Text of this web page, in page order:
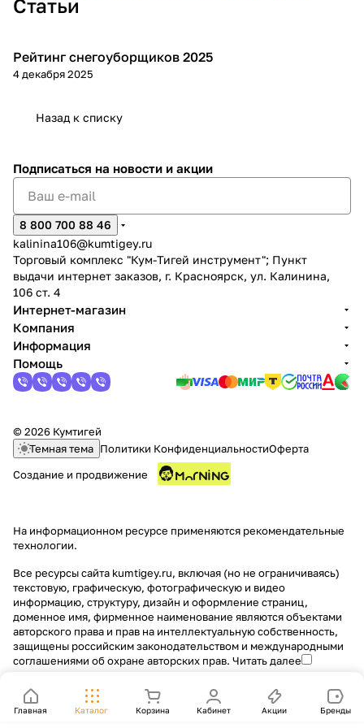
Статьи
Зимняя
Рейтинг снегоуборщиков 2025
4 декабря 2025
Назад к списку
Главная Каталог Корзина Кабинет Акции Бренды
Подписаться на новости и акции
8 800 700 88 46
kalinina106@kumtigey.ru
Торговый комплекс "Кум-Тигей инструмент"; Пункт
выдачи интернет заказов, г. Красноярск, ул. Калинина,
106 ст. 4
Интернет-магазин
Компания
Информация
Помощь
© 2026 Кумтигей
Темная тема Политики КонфиденциальностиОферта
Создание и продвижение
На информационном ресурсе применяются рекомендательные
технологии.
Все ресурсы сайта kumtigey.ru, включая (но не ограничиваясь)
текстовую, графическую, фотографическую и видео
информацию, структуру, дизайн и оформление страниц,
доменное имя, фирменное наименование являются объектами
авторского права и прав на интеллектуальную собственность,
защищены российским законодательством и международными
соглашениями об охране авторских прав. Читать далее